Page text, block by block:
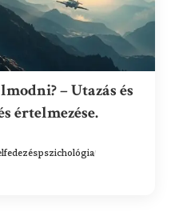
– Utazás és
értelmezése.
pszichológia